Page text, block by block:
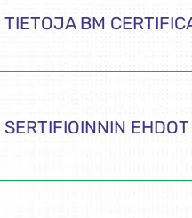
TIETOJA BM
SERTIFIOINNIN EHDOT